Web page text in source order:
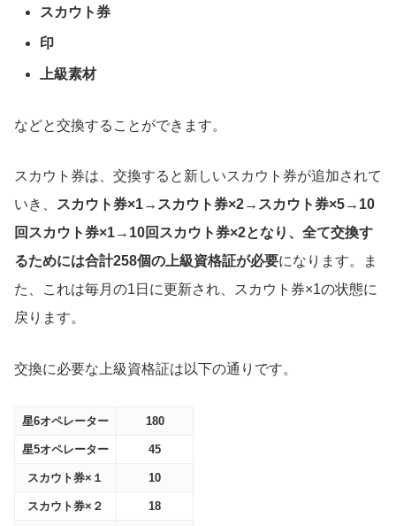
スカウト券
印
上級素材
などと交換することができます。
スカウト券は、交換すると新しいスカウト券が追加されて
いき、
スカウト券×1→スカウト券×2→スカウト券×5→10
回スカウト券×1→10回スカウト券×2となり、全て交換す
るためには合計258個の上級資格証が必要になります。ま
た、これは毎月の1日に更新され、スカウト券×1の状態に
戻ります。
交換に必要な上級資格証は以下の通りです。
星6オペレーター 180
星5オペレーター 45
スカウト券×１ 10
スカウト券×２ 18